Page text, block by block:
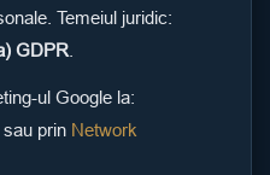
Temeiul juridic:
GDPR
ul Google la:
sau prin Network